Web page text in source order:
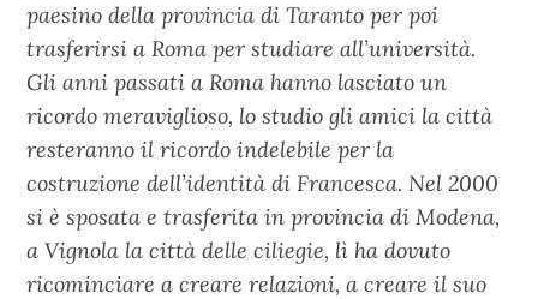
paesino della provincia di Taranto per poi
trasferirsi a Roma per studiare all’università.
Gli anni passati a Roma hanno lasciato un
ricordo meraviglioso, lo studio gli amici la città
resteranno il ricordo indelebile per la
costruzione dell’identità di Francesca. Nel 2000
si è sposata e trasferita in provincia di Modena,
a Vignola la città delle ciliegie, lì ha dovuto
ricominciare a creare relazioni, a creare il suo